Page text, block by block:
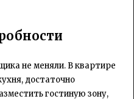
не меняли. В квартире
достаточно
гостиную зону,